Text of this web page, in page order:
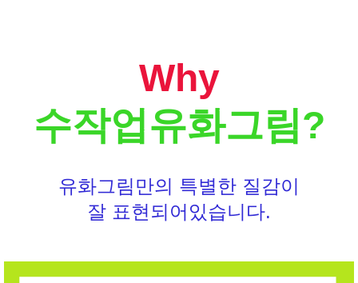
Why
수작업유화그림?
유화그림만의 특별한 질감이
잘 표현되어있습니다.